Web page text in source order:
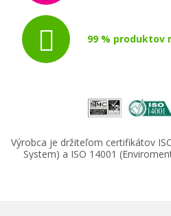
99 % produktov
Výrobca je držiteľom certifikátov
System) a ISO 14001